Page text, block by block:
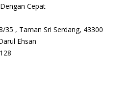
Cepat
35 , Taman Sri Serdang, 43300
Ehsan